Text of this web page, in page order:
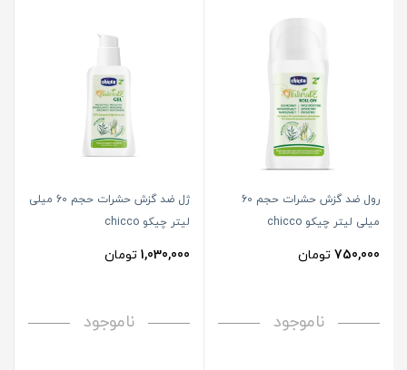
رول ضد گزش حشرات حجم 60
میلی لیتر چیکو chicco
750,000 تومان
ناموجود
ژل ضد گزش حشرات حجم 60 میلی
لیتر چیکو chicco
1,030,000 تومان
ناموجود